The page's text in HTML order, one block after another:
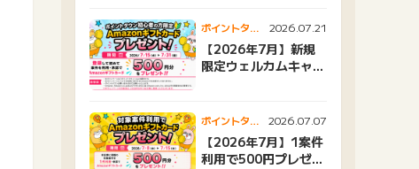
ポイントタウ
ンニュース
2026.07.21
【2026年7月】新規
限定ウェルカムキャン
ポイントタウ
ンニュース
2026.07.07
【2026年7月】1案件
利用で500円プレゼン